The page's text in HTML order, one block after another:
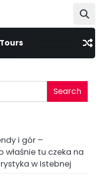
Search
i gór –
tu czeka na
w Istebnej